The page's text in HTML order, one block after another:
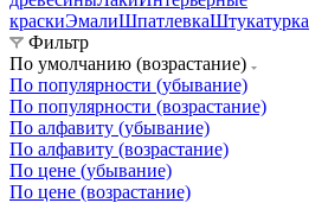
краскиЭмалиШпатлевкаШтукатурка
Фильтр
По умолчанию (возрастание)
По популярности (убывание)
По популярности (возрастание)
По алфавиту (убывание)
По алфавиту (возрастание)
По цене (убывание)
По цене (возрастание)